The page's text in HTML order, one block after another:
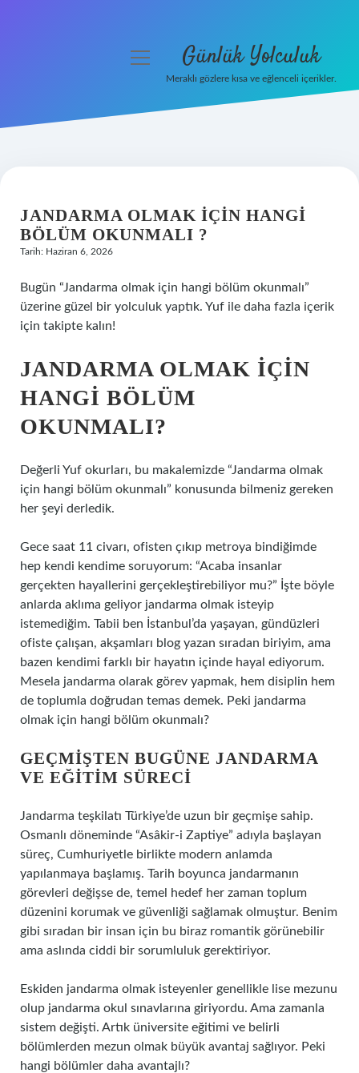
Hakkımızda
menüyü
Günlük Yolculuk
Meraklı gözlere kısa ve eğlenceli içerikler.
JANDARMA OLMAK IÇIN HANGI
BÖLÜM OKUNMALI ?
Tarih: Haziran 6, 2026
Bugün “Jandarma olmak için hangi bölüm okunmalı”
üzerine güzel bir yolculuk yaptık. Yuf ile daha fazla içerik
için takipte kalın!
JANDARMA OLMAK İÇIN
HANGI BÖLÜM
OKUNMALI?
Değerli Yuf okurları, bu makalemizde “Jandarma olmak
için hangi bölüm okunmalı” konusunda bilmeniz gereken
her şeyi derledik.
Gece saat 11 civarı, ofisten çıkıp metroya bindiğimde
hep kendi kendime soruyorum: “Acaba insanlar
gerçekten hayallerini gerçekleştirebiliyor mu?” İşte böyle
anlarda aklıma geliyor jandarma olmak isteyip
istemediğim. Tabii ben İstanbul’da yaşayan, gündüzleri
ofiste çalışan, akşamları blog yazan sıradan biriyim, ama
bazen kendimi farklı bir hayatın içinde hayal ediyorum.
Mesela jandarma olarak görev yapmak, hem disiplin hem
de toplumla doğrudan temas demek. Peki jandarma
olmak için hangi bölüm okunmalı?
GEÇMIŞTEN BUGÜNE JANDARMA
VE EĞITIM SÜRECI
Jandarma teşkilatı Türkiye’de uzun bir geçmişe sahip.
Osmanlı döneminde “Asâkir-i Zaptiye” adıyla başlayan
süreç, Cumhuriyetle birlikte modern anlamda
yapılanmaya başlamış. Tarih boyunca jandarmanın
görevleri değişse de, temel hedef her zaman toplum
düzenini korumak ve güvenliği sağlamak olmuştur. Benim
gibi sıradan bir insan için bu biraz romantik görünebilir
ama aslında ciddi bir sorumluluk gerektiriyor.
Eskiden jandarma olmak isteyenler genellikle lise mezunu
olup jandarma okul sınavlarına giriyordu. Ama zamanla
sistem değişti. Artık üniversite eğitimi ve belirli
bölümlerden mezun olmak büyük avantaj sağlıyor. Peki
hangi bölümler daha avantajlı?